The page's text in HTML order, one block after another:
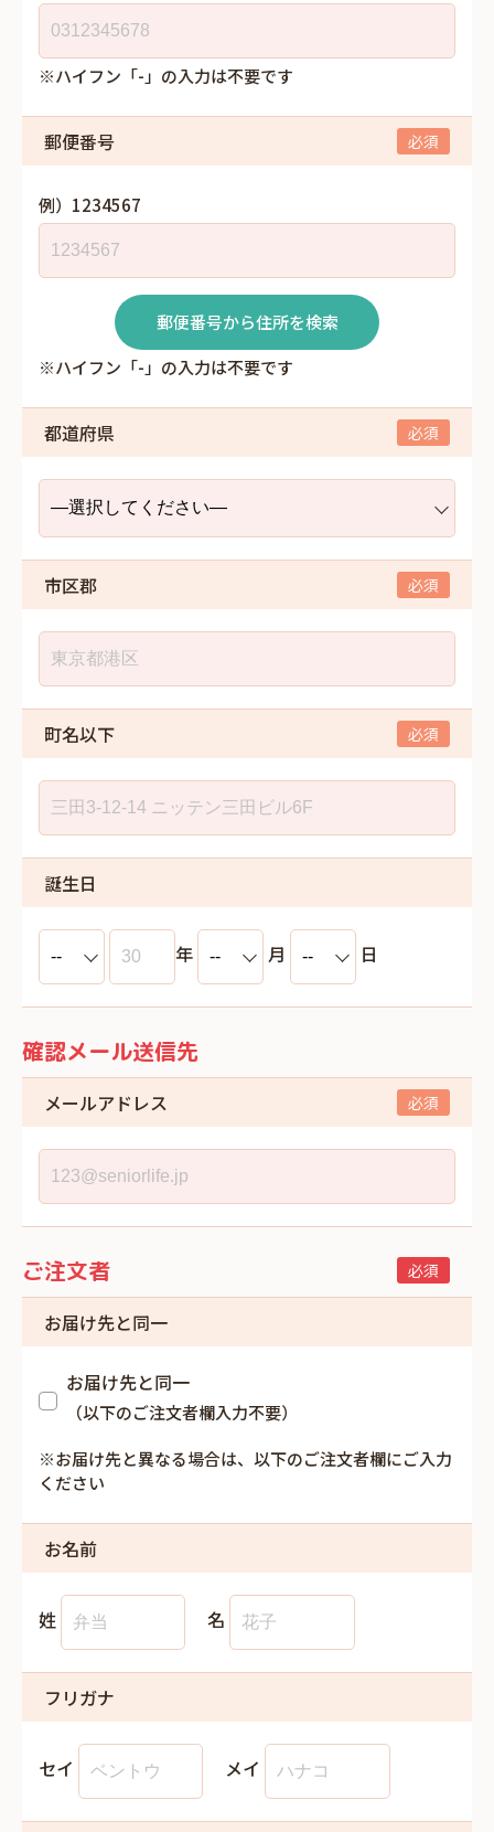
※ハイフン「-」の入力は不要です
郵便番号
例）1234567
郵便番号から住所を検索
※ハイフン「-」の入力は不要です
都道府県
市区郡
町名以下
誕生日
年 月 日
確認メール送信先
メールアドレス
ご注文者
お届け先と同一
お届け先と同一
（以下のご注文者欄入力不要）
※お届け先と異なる場合は、以下のご注文者欄にご入力
ください
お名前
姓 名
フリガナ
セイ メイ